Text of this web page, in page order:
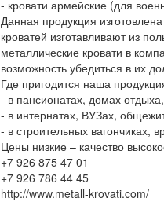
- кровати армейские (для
Данная продукция
кроватей изготавливают из
металлические кровати в
возможность убедиться в их
Где пригодится наша
- в пансионатах, домах
- в интернатах, ВУЗах,
- в строительных вагончиках,
Цены низкие – качество
+7 926 875 47 01
+7 926 786 44 45
http://www.metall-krovati.com/